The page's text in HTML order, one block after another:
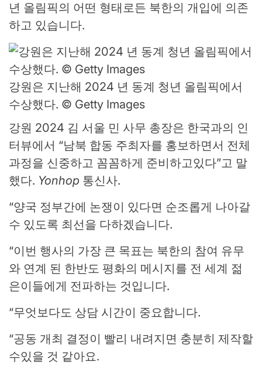
년 올림픽의 어떤 형태로든 북한의 개입에 의존
하고 있습니다.
강원은 지난해 2024 년 동계 청년 올림픽에서
수상했다. © Getty Images
강원 2024 김 서울 민 사무 총장은 한국과의 인
터뷰에서 “남북 합동 주최자를 홍보하면서 전체
과정을 신중하고 꼼꼼하게 준비하고있다”고 말
했다. Yonhop 통신사.
“양국 정부간에 논쟁이 있다면 순조롭게 나아갈
수 있도록 최선을 다하겠습니다.
“이번 행사의 가장 큰 목표는 북한의 참여 유무
와 연계 된 한반도 평화의 메시지를 전 세계 젊
은이들에게 전파하는 것입니다.
“무엇보다도 상담 시간이 중요합니다.
“공동 개최 결정이 빨리 내려지면 충분히 제작할
수있을 것 같아요.